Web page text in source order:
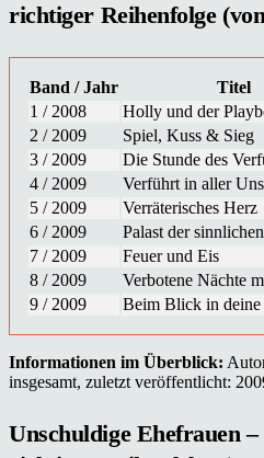
richtiger Reihenfolge
Band / Jahr Titel
1 / 2008
Holly und der
2 / 2009
Spiel, Kuss & Sieg
3 / 2009
Die Stunde des
4 / 2009
Verführt in aller
5 / 2009
Verräterisches Herz
6 / 2009
Palast der
7 / 2009
Feuer und Eis
8 / 2009
Verbotene Nächte
9 / 2009
Beim Blick in
Informationen im Überblick:
insgesamt, zuletzt veröffentlicht:
Unschuldige Ehefrauen